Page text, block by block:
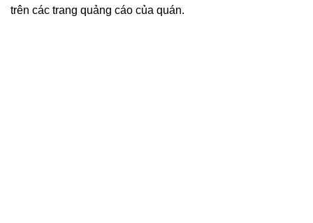
trên các trang quảng cáo của quán.